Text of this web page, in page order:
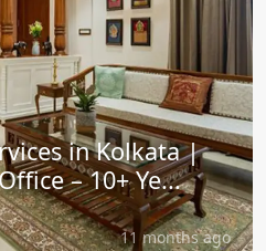
in Kolkata |
– 10+ Ye...
11 months ago